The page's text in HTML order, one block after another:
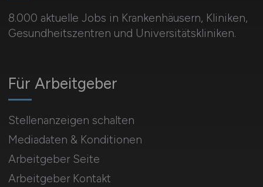
8.000 aktuelle Jobs in Krankenhäusern, Kliniken,
Gesundheitszentren und Universitätskliniken.
Für Arbeitgeber
Stellenanzeigen schalten
Mediadaten & Konditionen
Arbeitgeber Seite
Arbeitgeber Kontakt